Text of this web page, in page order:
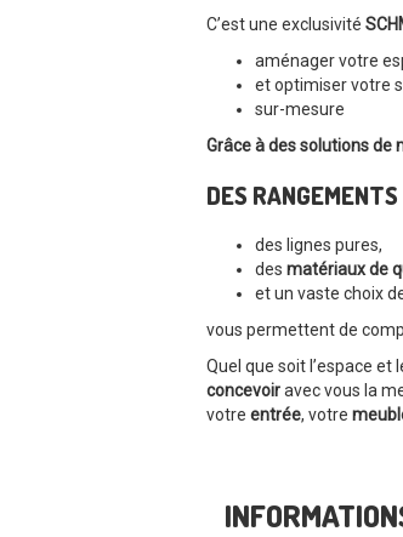
C’est une exclusivité
aménager votre
et optimiser votre
sur-mesure
Grâce à des solutions de
DES
des lignes pures,
des matériaux de
et un vaste choix
vous permettent de
Quel que soit l’espace et
concevoiravec vous la
votre entrée, votre